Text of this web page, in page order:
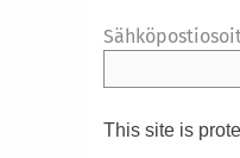
This site is